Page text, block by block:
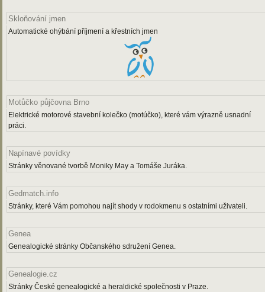
Skloňování jmen
Automatické ohýbání příjmení a křestních jmen
Motůčko půjčovna Brno
Elektrické motorové stavební kolečko (motúčko), které vám výrazně usnadní
práci.
Napínavé povídky
Stránky věnované tvorbě Moniky May a Tomáše Juráka.
Gedmatch.info
Stránky, které Vám pomohou najít shody v rodokmenu s ostatními uživateli.
Genea
Genealogické stránky Občanského sdružení Genea.
Genealogie.cz
Stránky České genealogické a heraldické společnosti v Praze.